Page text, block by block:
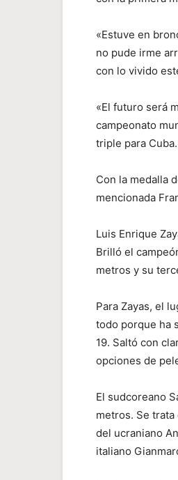
«Estuve en
no pude irme
con lo vivido
«El futuro será
campeonato
triple para Cuba.
Con la medalla
mencionada
Luis Enrique
Brilló el
metros y su
Para Zayas, el
todo porque ha
19. Saltó con
opciones de
El sudcoreano
metros. Se
del ucraniano
italiano